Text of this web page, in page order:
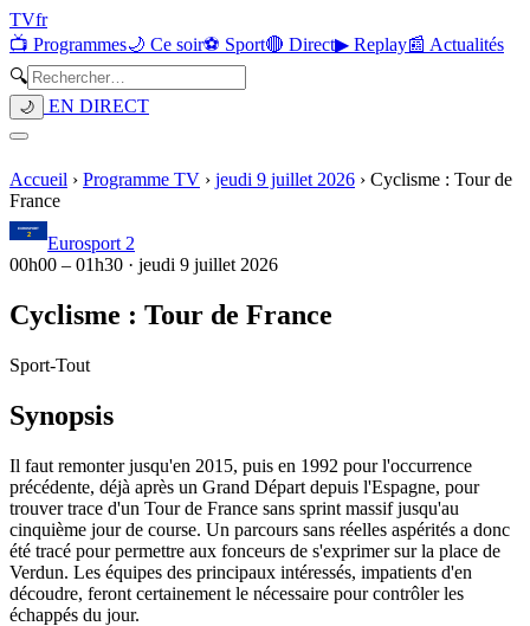
TVfr
📺 Programmes🌙 Ce soir⚽ Sport🔴 Direct▶ Replay📰 Actualités
🔍
🌙 EN DIRECT
Accueil › Programme TV › jeudi 9 juillet 2026 › Cyclisme : Tour de
France
Eurosport 2
00h00 – 01h30 · jeudi 9 juillet 2026
Cyclisme : Tour de France
Sport-Tout
Synopsis
Il faut remonter jusqu'en 2015, puis en 1992 pour l'occurrence
précédente, déjà après un Grand Départ depuis l'Espagne, pour
trouver trace d'un Tour de France sans sprint massif jusqu'au
cinquième jour de course. Un parcours sans réelles aspérités a donc
été tracé pour permettre aux fonceurs de s'exprimer sur la place de
Verdun. Les équipes des principaux intéressés, impatients d'en
découdre, feront certainement le nécessaire pour contrôler les
échappés du jour.